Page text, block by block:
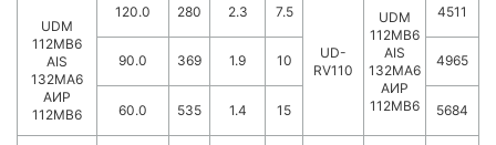
UDM
112MB6
AIS
132MA6
АИР
112MB6
120.0 280 2.3 7.5
UD-
RV110
UDM
112MB6
AIS
132MA6
АИР
112МВ6
4511
90.0 369 1.9 10 4965
60.0 535 1.4 15 5684